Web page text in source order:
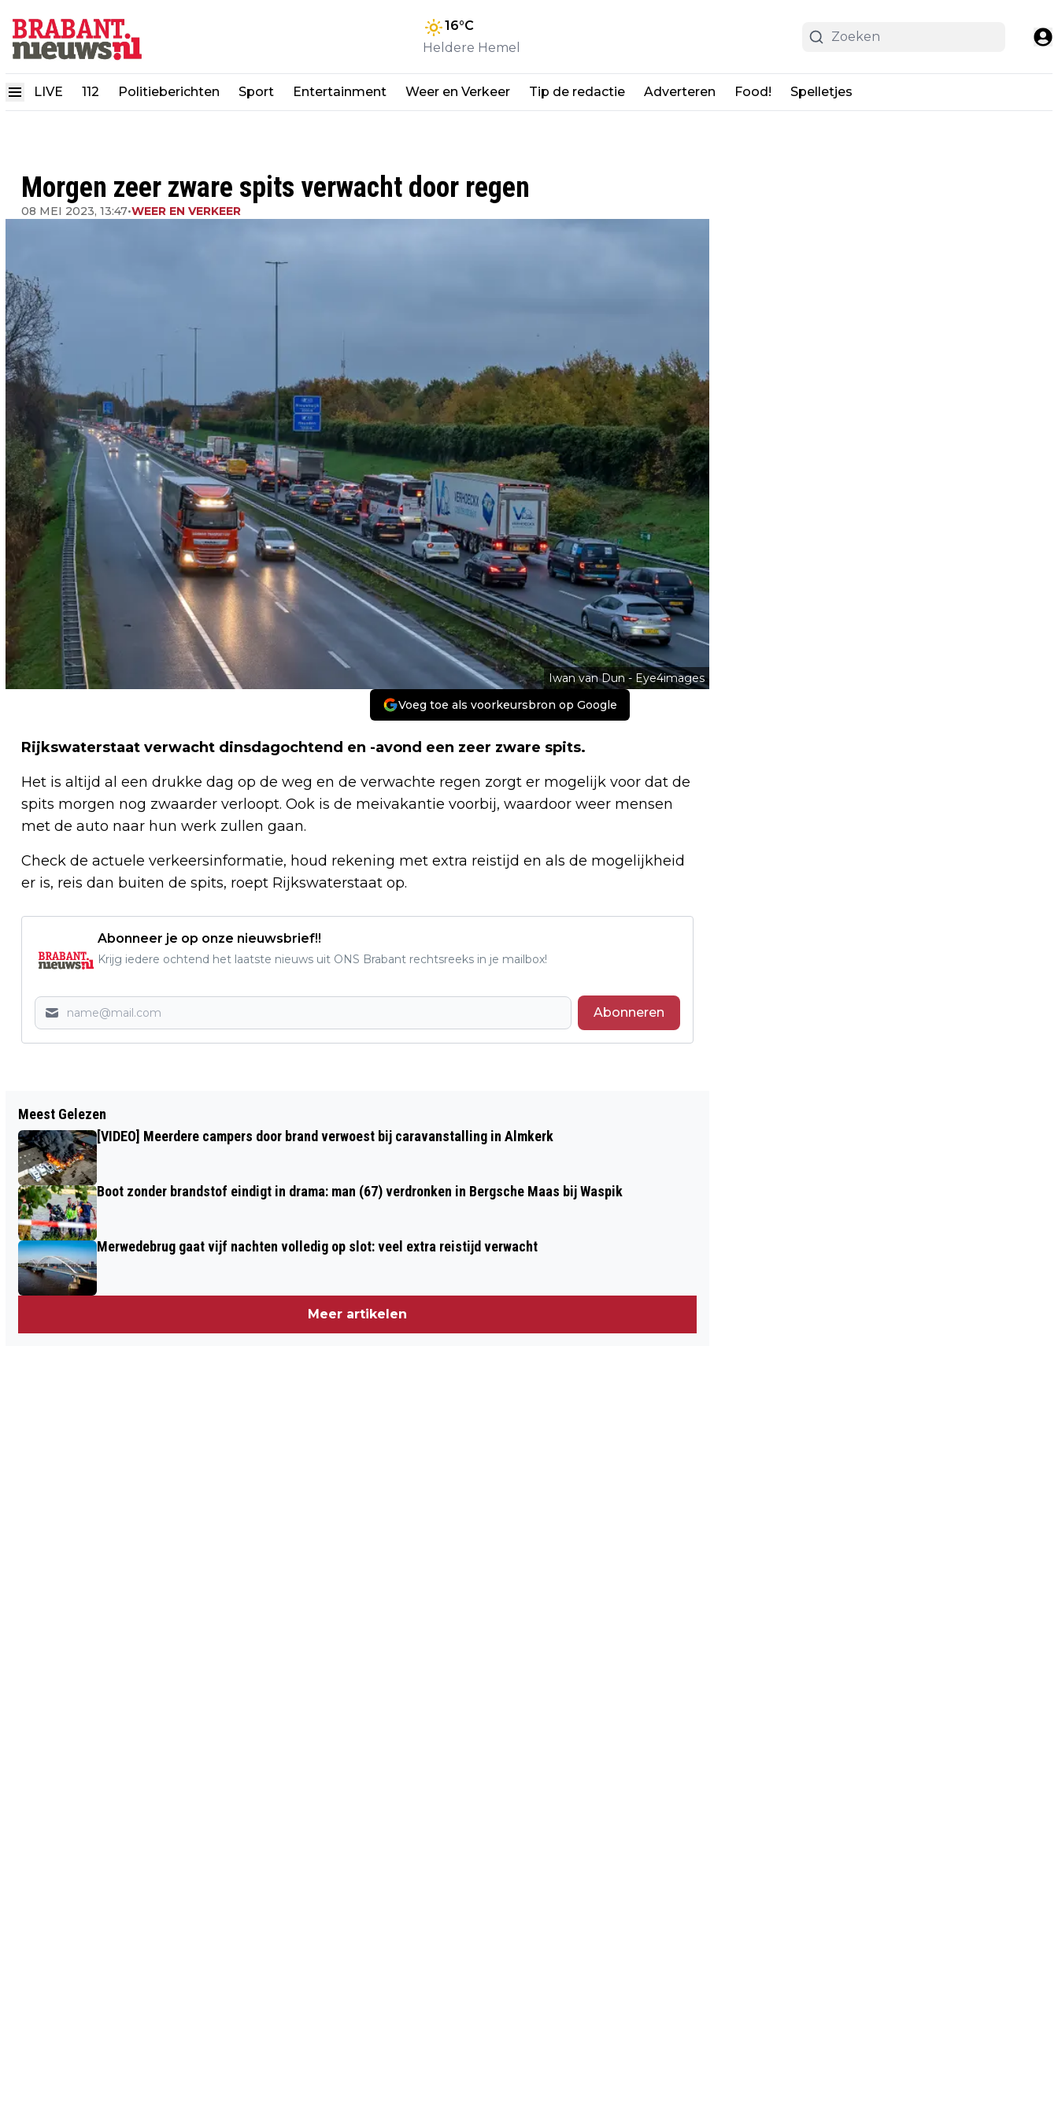
16°C
Heldere Hemel
LIVE 112 Politieberichten Sport Entertainment Weer en Verkeer Tip de redactie Adverteren Food! Spelletjes
Morgen zeer zware spits verwacht door regen
08 MEI 2023, 13:47•WEER EN VERKEER
Iwan van Dun - Eye4images
Voeg toe als voorkeursbron op Google
Rijkswaterstaat verwacht dinsdagochtend en -avond een zeer zware spits.
Het is altijd al een drukke dag op de weg en de verwachte regen zorgt er mogelijk voor dat de
spits morgen nog zwaarder verloopt. Ook is de meivakantie voorbij, waardoor weer mensen
met de auto naar hun werk zullen gaan.
Check de actuele verkeersinformatie, houd rekening met extra reistijd en als de mogelijkheid
er is, reis dan buiten de spits, roept Rijkswaterstaat op.
Abonneer je op onze nieuwsbrief!!
Krijg iedere ochtend het laatste nieuws uit ONS Brabant rechtsreeks in je mailbox!
Abonneren
TWEE GEWONDEN NA ERNSTIG ONGEVAL
OP DE BANDIJK IN WERKENDAM
HAZENPAD NA VEROORZAKEN GASLEK
Meest Gelezen
[VIDEO] Meerdere campers door brand verwoest bij caravanstalling in Almkerk
Boot zonder brandstof eindigt in drama: man (67) verdronken in Bergsche Maas bij Waspik
Merwedebrug gaat vijf nachten volledig op slot: veel extra reistijd verwacht
Meer artikelen